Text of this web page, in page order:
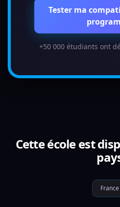
Tester ma
+50 000 étudiants ont
Cette école est
France